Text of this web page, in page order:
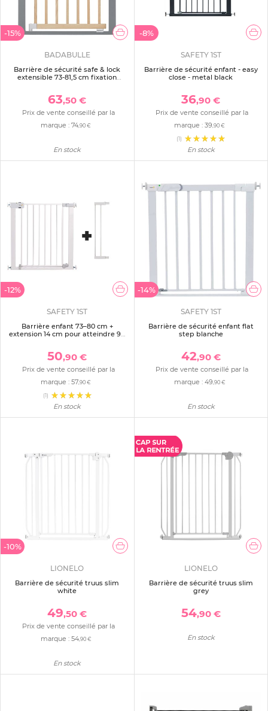
-15%
BADABULLE
Barrière de sécurité safe & lock
extensible 73-81,5 cm fixation
63,50 €
Prix de vente conseillé par la
marque :74,90 €
En stock
-8%
SAFETY 1ST
Barrière de sécurité enfant - easy
close - metal black
36,90 €
Prix de vente conseillé par la
marque :39,90 €
(1)
En stock
-12%
SAFETY 1ST
Barrière enfant 73–80 cm +
extension 14 cm pour atteindre 94
50,90 €
Prix de vente conseillé par la
marque :57,90 €
(1)
En stock
-14%
SAFETY 1ST
Barrière de sécurité enfant flat
step blanche
42,90 €
Prix de vente conseillé par la
marque : 49,90 €
En stock
-10%
LIONELO
Barrière de sécurité truus slim
white
49,50 €
Prix de vente conseillé par la
marque : 54,90 €
En stock
LIONELO
Barrière de sécurité truus slim
grey
54,90 €
En stock